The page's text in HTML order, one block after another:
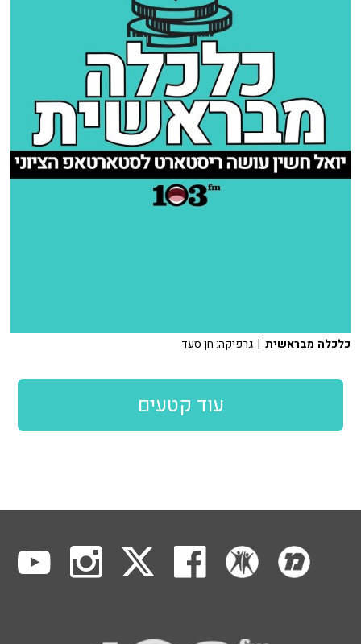
כלכלה מבראשית | גרפיקה: חן סעד
עוד קטעים